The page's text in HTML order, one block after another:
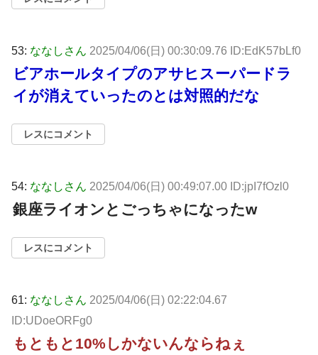
53: ななしさん 2025/04/06(日) 00:30:09.76 ID:EdK57bLf0
ビアホールタイプのアサヒスーパードラ
イが消えていったのとは対照的だな
レスにコメント
54: ななしさん 2025/04/06(日) 00:49:07.00 ID:jpI7fOzl0
銀座ライオンとごっちゃになったw
レスにコメント
61: ななしさん 2025/04/06(日) 02:22:04.67
ID:UDoeORFg0
もともと10%しかないんならねぇ